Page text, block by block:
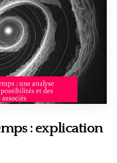
: explication